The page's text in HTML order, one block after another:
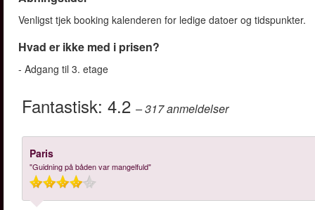
Venligst tjek booking kalenderen for ledige datoer og tidspunkter.
Hvad er ikke med i prisen?
- Adgang til 3. etage
Fantastisk: 4.2 – 317anmeldelser
Paris
"Guidning på båden var mangelfuld"